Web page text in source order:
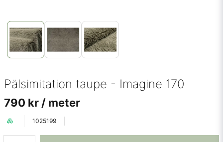
Pälsimitation taupe - Imagine 170
790 kr / meter
1025199